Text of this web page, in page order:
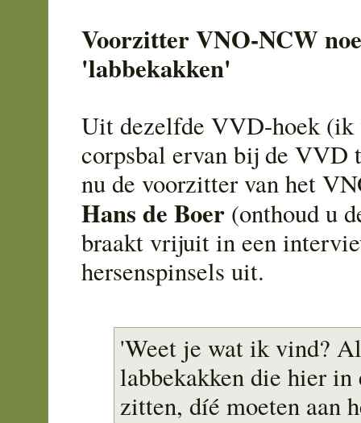
Voorzitter VNO-NCW
'labbekakken'
Uit dezelfde VVD-hoek (ik
corpsbal ervan bij de VVD
nu de voorzitter van het
Hans de Boer (onthoud u
braakt vrijuit in een
hersenspinsels uit.
'Weet je wat ik vind?
labbekakken die hier
zitten, díé moeten aan